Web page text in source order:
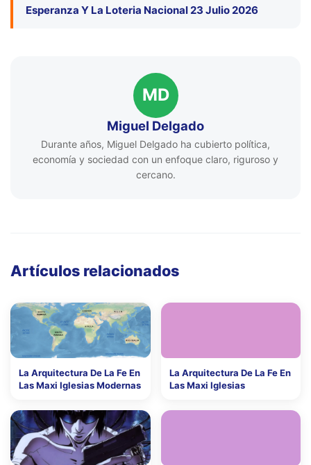
Esperanza Y La Loteria Nacional 23 Julio 2026
MD
Miguel Delgado
Durante años, Miguel Delgado ha cubierto política,
economía y sociedad con un enfoque claro, riguroso y
cercano.
Artículos relacionados
La Arquitectura De La Fe En
Las Maxi Iglesias Modernas
La Arquitectura De La Fe En
Las Maxi Iglesias